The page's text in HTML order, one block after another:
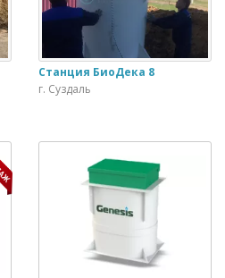
Станция БиоДека 8
г. Суздаль